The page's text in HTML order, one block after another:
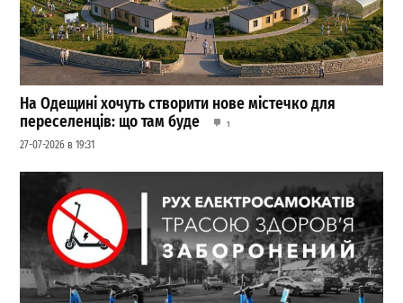
На Одещині хочуть створити нове містечко для
переселенців: що там буде
1
27-07-2026 в 19:31